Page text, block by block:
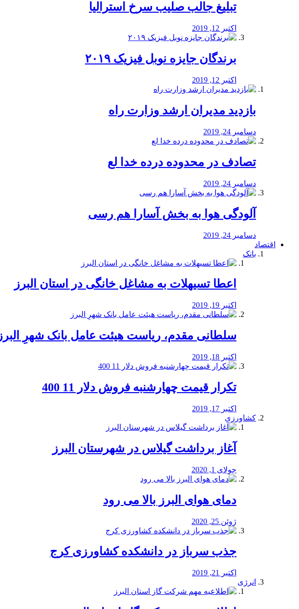
تبلیغ جالب صلیب سرخ استرالیا
اکتبر 12, 2019
برندگان جایزه نوبل فیزیک ۲۰۱۹
اکتبر 12, 2019
بازدید مدیران ارشد وزارت راه
دسامبر 24, 2019
تصادف در محدوده درده خدا لع
دسامبر 24, 2019
آلودگی هوا به بخش آسارا هم رسی
دسامبر 24, 2019
اقتصاد
بانک
️اعطا تسیهلات به مشاغل خانگی در استان البرز
اکتبر 19, 2019
سلطانی مقدم، ریاست هیئت عامل بانک شهرِ البرز
اکتبر 18, 2019
تکرار قیمت چهارشنبه فروش دلار 11 400
اکتبر 17, 2019
کشاورزی
آغاز برداشت گیلاس در شهرستان البرز
جولای 1, 2020
دمای هوای البرز بالا می رود
ژوئن 25, 2020
جذب سرباز در دانشکده کشاورزی کرج
اکتبر 21, 2019
انرژی